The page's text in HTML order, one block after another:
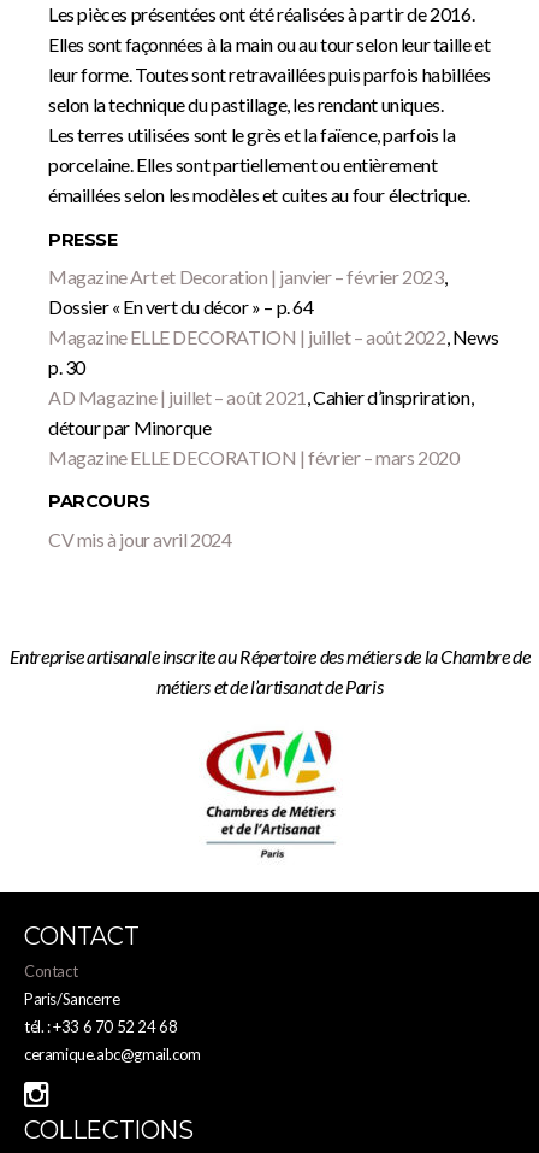
Les pièces présentées ont été réalisées à partir de 2016.
Elles sont façonnées à la main ou au tour selon leur taille et
leur forme. Toutes sont retravaillées puis parfois habillées
selon la technique du pastillage, les rendant uniques.
Les terres utilisées sont le grès et la faïence, parfois la
porcelaine. Elles sont partiellement ou entièrement
émaillées selon les modèles et cuites au four électrique.
PRESSE
Magazine Art et Decoration | janvier – février 2023,
Dossier « En vert du décor » – p. 64
Magazine ELLE DECORATION | juillet – août 2022, News
p. 30
AD Magazine | juillet – août 2021 , Cahier d’inspriration,
détour par Minorque
Magazine ELLE DECORATION | février – mars 2020
PARCOURS
CV mis à jour avril 2024
Entreprise artisanale inscrite au Répertoire des métiers de la Chambre de
métiers et de l’artisanat de Paris
CONTACT
Contact
Paris/Sancerre
tél. : +33 6 70 52 24 68
ceramique.abc@gmail.com
COLLECTIONS